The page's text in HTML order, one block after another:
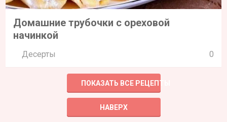
Домашние трубочки с ореховой
начинкой
Десерты 0
ПОКАЗАТЬ ВСЕ РЕЦЕПТЫ
НАВЕРХ